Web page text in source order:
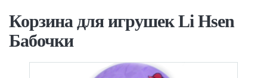
Корзина для игрушек Li Hsen
Бабочки